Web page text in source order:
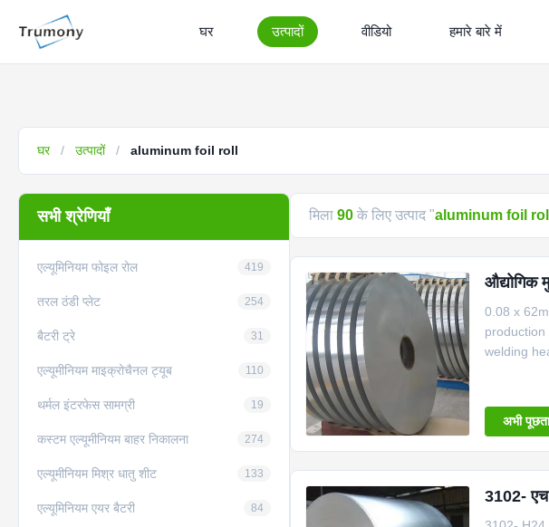
घर उत्पादों वीडियो हमारे बारे में
घर / उत्पादों / aluminum foil roll
सभी श्रेणियाँ
एल्यूमिनियम फोइल रोल 419
तरल ठंडी प्लेट 254
बैटरी ट्रे 31
एल्यूमीनियम माइक्रोचैनल ट्यूब 110
थर्मल इंटरफेस सामग्री 19
कस्टम एल्यूमीनियम बाहर निकालना 274
एल्यूमीनियम मिश्र धातु शीट 133
एल्यूमिनियम एयर बैटरी 84
मिला 90 के लिए उत्पाद "aluminum foil roll
औद्योगिक
0.08 x
welding
अभी
3102- एच